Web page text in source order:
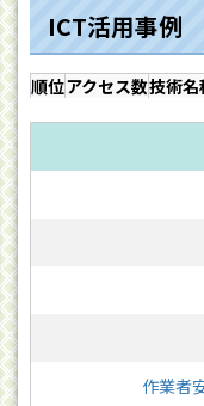
ICT活用事例
順位アクセス数技術名
作業者